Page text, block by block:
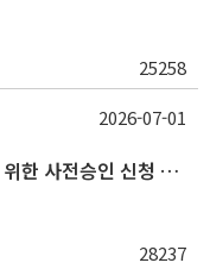
25258
2026학년도 2학기 자율연구 2 수강을 위한 사전승인 신청 안내
28237
2026-07-01